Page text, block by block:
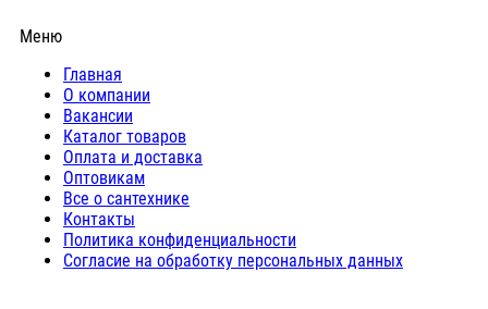
Меню
Главная
О компании
Вакансии
Каталог товаров
Оплата и доставка
Оптовикам
Все о сантехнике
Контакты
Политика конфиденциальности
Согласие на обработку персональных данных